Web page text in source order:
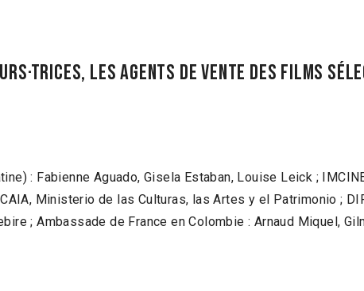
LES AGENTS DE VENTE DES FILMS
: Fabienne Aguado, Gisela Estaban, Louise Leick ;
Ministerio de las Culturas, las Artes y el Patrimonio ;
; Ambassade de France en Colombie : Arnaud Miquel,